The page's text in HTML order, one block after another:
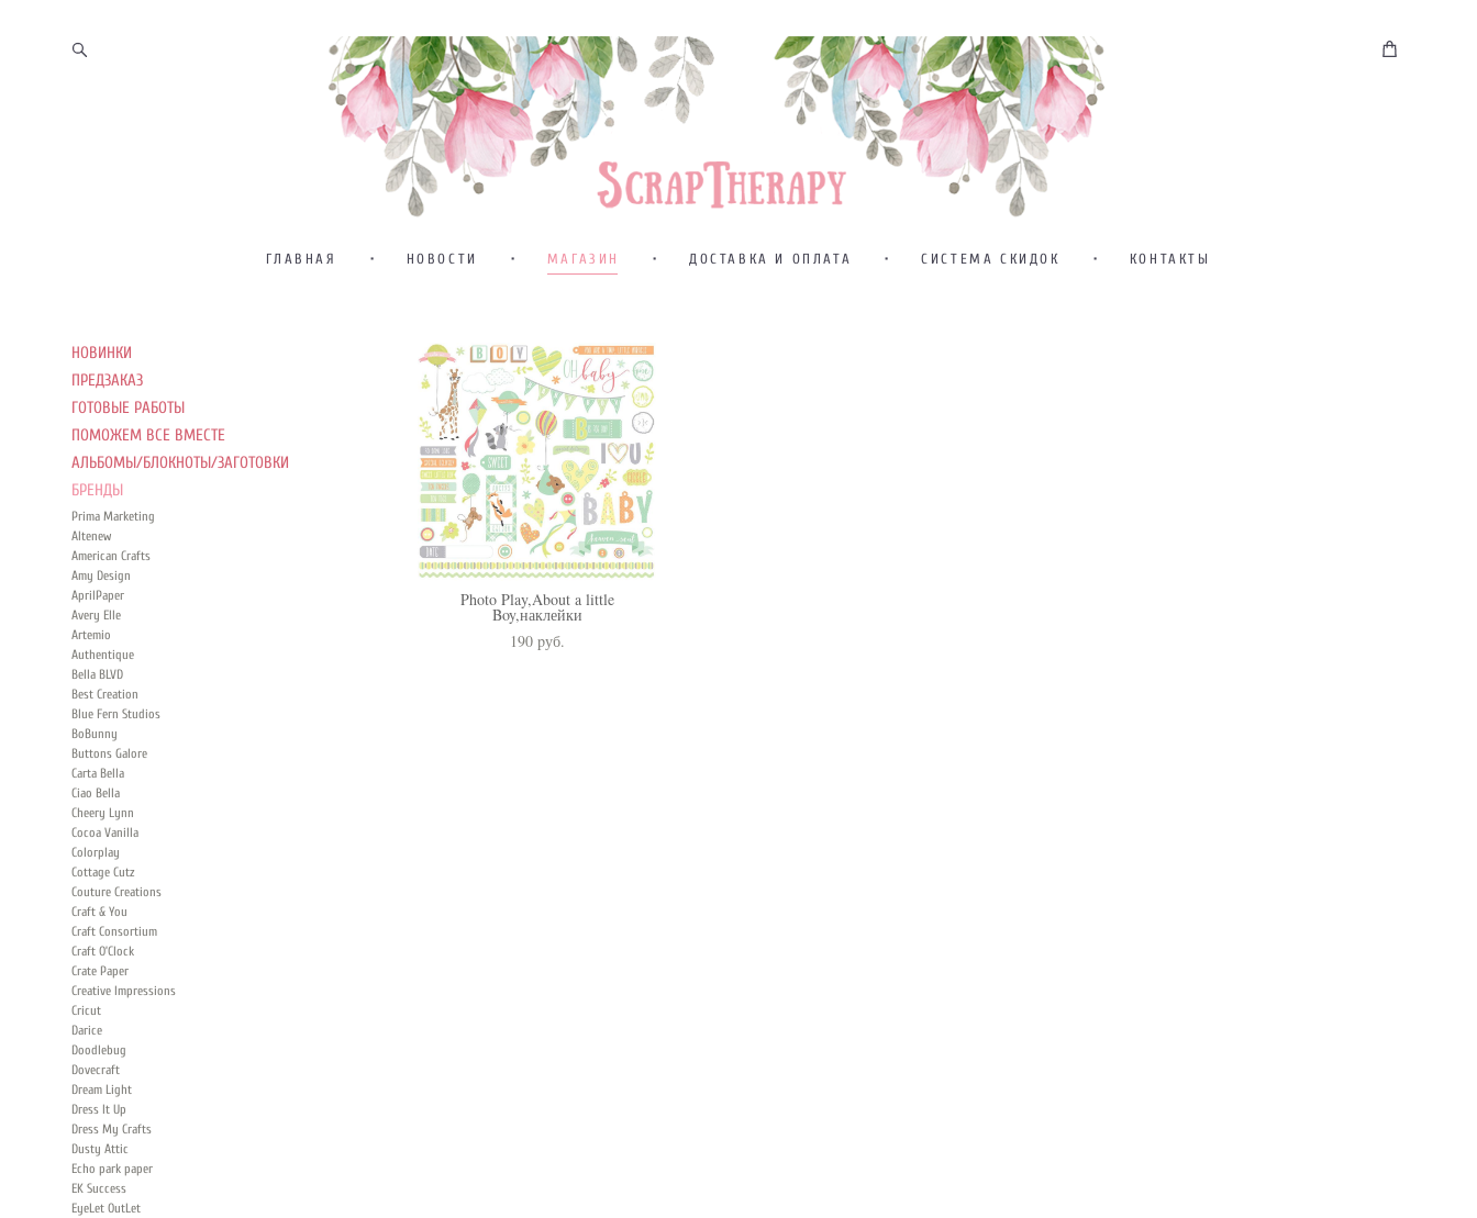
ГЛАВНАЯ • НОВОСТИ • МАГАЗИН • ДОСТАВКА И ОПЛАТА • СИСТЕМА СКИДОК • КОНТАКТЫ
НОВИНКИ
ПРЕДЗАКАЗ
ГОТОВЫЕ РАБОТЫ
ПОМОЖЕМ ВСЕ ВМЕСТЕ
АЛЬБОМЫ/БЛОКНОТЫ/ЗАГОТОВКИ
БРЕНДЫ
Prima Marketing
Altenew
American Crafts
Amy Design
AprilPaper
Avery Elle
Artemio
Authentique
Bella BLVD
Best Creation
Blue Fern Studios
BoBunny
Buttons Galore
Carta Bella
Ciao Bella
Cheery Lynn
Cocoa Vanilla
Colorplay
Cottage Cutz
Couture Creations
Craft & You
Craft Consortium
Craft O’Clock
Crate Paper
Creative Impressions
Cricut
Darice
Doodlebug
Dovecraft
Dream Light
Dress It Up
Dress My Crafts
Dusty Attic
Echo park paper
EK Success
EyeLet OutLet
Photo Play,About a little
Boy,наклейки
190 pуб.